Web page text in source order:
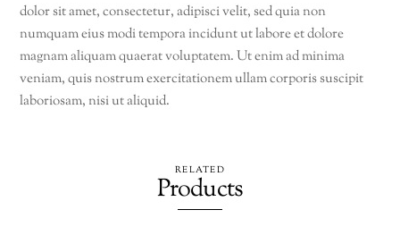
dolor sit amet, consectetur, adipisci velit, sed quia non
numquam eius modi tempora incidunt ut labore et dolore
magnam aliquam quaerat voluptatem. Ut enim ad minima
veniam, quis nostrum exercitationem ullam corporis suscipit
laboriosam, nisi ut aliquid.
RELATED
Products